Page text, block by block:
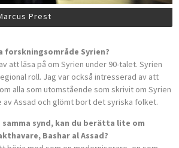
Prest
Syrien?
att läsa på om Syrien under 90-talet. Syrien
roll. Jag var också intresserad av att
alla som utomstående som skrivit om Syrien
Assad och glömt bort det syriska folket.
synd, kan du berätta lite om
Bashar al Assad?